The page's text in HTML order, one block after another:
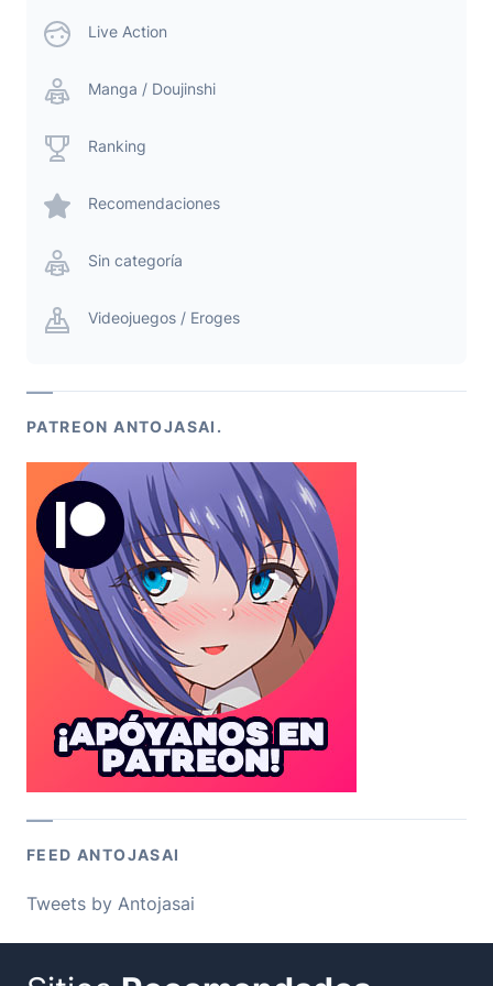
Live Action
Manga / Doujinshi
Ranking
Recomendaciones
Sin categoría
Videojuegos / Eroges
PATREON ANTOJASAI.
FEED ANTOJASAI
Tweets by Antojasai